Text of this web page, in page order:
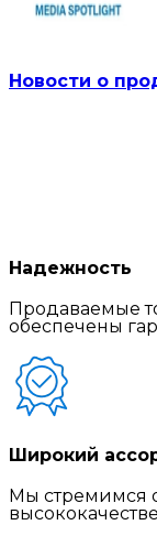
Новости о
Надежность
Продаваемые
обеспечены
Широкий
Мы стремимся